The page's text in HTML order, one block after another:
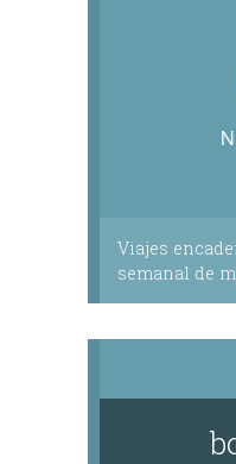
Viajes
semanal de